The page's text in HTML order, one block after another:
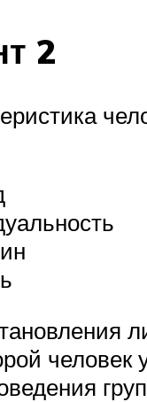
2
человек